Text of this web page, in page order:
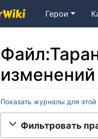
Герои
изменений
Показать журналы для
Перейти к:навигация,
Фильтровать